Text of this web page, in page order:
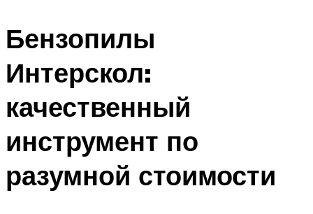
Бензопилы
Интерскол:
качественный
инструмент по
разумной стоимости